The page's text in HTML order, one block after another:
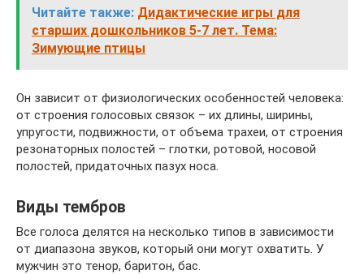
Читайте также: Дидактические игры для
старших дошкольников 5-7 лет. Тема:
Зимующие птицы
Он зависит от физиологических особенностей человека:
от строения голосовых связок – их длины, ширины,
упругости, подвижности, от объема трахеи, от строения
резонаторных полостей – глотки, ротовой, носовой
полостей, придаточных пазух носа.
Виды тембров
Все голоса делятся на несколько типов в зависимости
от диапазона звуков, который они могут охватить. У
мужчин это тенор, баритон, бас.